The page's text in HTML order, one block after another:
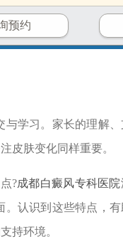
皮、眉毛等处，常
胞。毛发变白通常意
学习。家长的理解、
皮肤变化同样重要。
?成都白癜风专科医院
认识到这些特点，
持环境。
预约